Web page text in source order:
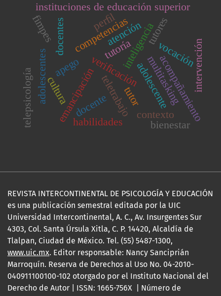
multitasking
atención
emancipaciónveriﬁcación
inteligencia
competencias tutores
docentes
teletrabajo
instituciones de educación superior
apego
cultura docente
vocación
acompañamiento
adolescente
tutor
tutoría
habilidades
adolescentes
contexto
perﬁl
bienestar
intervención
telepsicología
fimpes
REVISTA INTERCONTINENTAL DE PSICOLOGÍA Y EDUCACIÓN
es una publicación semestral editada por la UIC
Universidad Intercontinental, A. C., Av. Insurgentes Sur
4303, Col. Santa Úrsula Xitla, C. P. 14420, Alcaldía de
Tlalpan, Ciudad de México. Tel. (55) 5487-1300,
www.uic.mx. Editor responsable: Nancy Sanciprián
Marroquín. Reserva de Derechos al Uso No. 04-2010-
040911100100-102 otorgado por el Instituto Nacional del
Derecho de Autor | ISSN: 1665-756X | Número de